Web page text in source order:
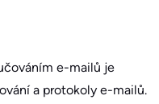
e-mailů je
a protokoly e-mailů.